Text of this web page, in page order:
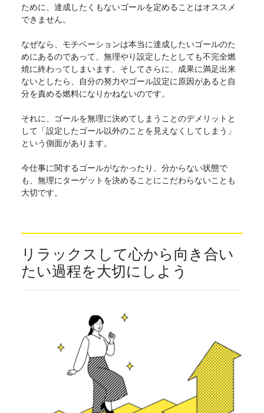
ために、達成したくもないゴールを定めることはオススメ
できません。
なぜなら、モチベーションは本当に達成したいゴールのた
めにあるのであって、無理やり設定したとしても不完全燃
焼に終わってしまいます。そしてさらに、成果に満足出来
ないとしたら、自分の努力やゴール設定に原因があると自
分を責める燃料になりかねないのです。
それに、ゴールを無理に決めてしまうことのデメリットと
して「設定したゴール以外のことを見えなくしてしまう」
という側面があります。
今仕事に関するゴールがなかったり、分からない状態で
も、無理にターゲットを決めることにこだわらないことも
大切です。
リラックスして心から向き合い
たい過程を大切にしよう